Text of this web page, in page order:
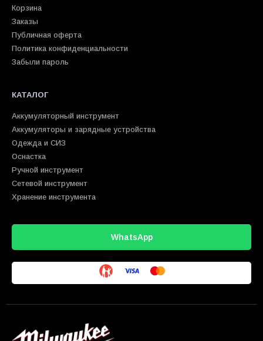
Корзина
Заказы
Публичная оферта
Политика конфиденциальности
Забыли пароль
КАТАЛОГ
Аккумуляторный инструмент
Аккумуляторы и зарядные устройства
Одежда и СИЗ
Оснастка
Ручной инструмент
Сетевой инструмент
Хранение инструмента
WhatsApp